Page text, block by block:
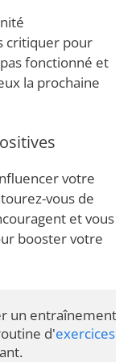
critiquer pour
fonctionné et
la prochaine
votre
vous de
et vous
booster votre
un entraînement
d'exercices